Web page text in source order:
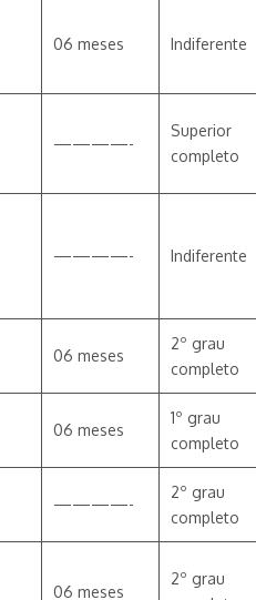
06 meses Indiferente
————-
Superior
completo
————- Indiferente
06 meses
2º grau
completo
06 meses
1º grau
completo
————-
2º grau
completo
06 meses
2º grau